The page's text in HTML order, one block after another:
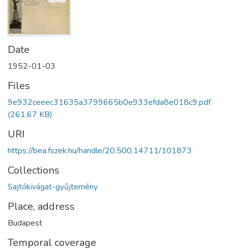
Date
1952-01-03
Files
9e932ceeec31635a3799665b0e933efda8e018c9.pdf
(261.67 KB)
URI
https://bea.fszek.hu/handle/20.500.14711/101873
Collections
Sajtókivágat-gyűjtemény
Place, address
Budapest
Temporal coverage